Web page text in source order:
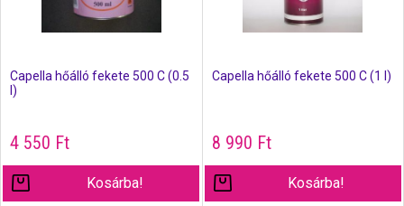
Capella hőálló fekete 500 C (0.5
l)
4 550 Ft
Kosárba!
Capella hőálló fekete 500 C (1 l)
8 990 Ft
Kosárba!